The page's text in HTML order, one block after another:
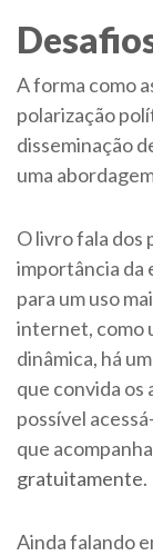
A forma como
polarização
disseminação
uma
O livro fala dos
importância da
para um uso
internet, como
dinâmica, há
que convida
possível
que
gratuitamente.
Ainda falando